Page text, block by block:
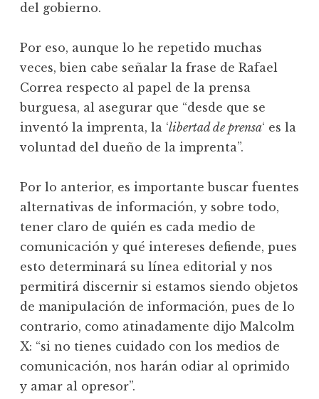
del gobierno.
Por eso, aunque lo he repetido muchas
veces, bien cabe señalar la frase de Rafael
Correa respecto al papel de la prensa
burguesa, al asegurar que “desde que se
inventó la imprenta, la ‘libertad de prensa‘ es la
voluntad del dueño de la imprenta”.
Por lo anterior, es importante buscar fuentes
alternativas de información, y sobre todo,
tener claro de quién es cada medio de
comunicación y qué intereses defiende, pues
esto determinará su línea editorial y nos
permitirá discernir si estamos siendo objetos
de manipulación de información, pues de lo
contrario, como atinadamente dijo Malcolm
X: “si no tienes cuidado con los medios de
comunicación, nos harán odiar al oprimido
y amar al opresor”.